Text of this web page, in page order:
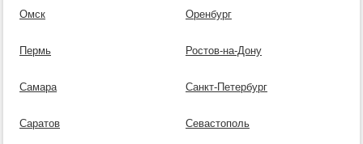
Омск Оренбург
Пермь Ростов-на-Дону
Самара Санкт-Петербург
Саратов Севастополь